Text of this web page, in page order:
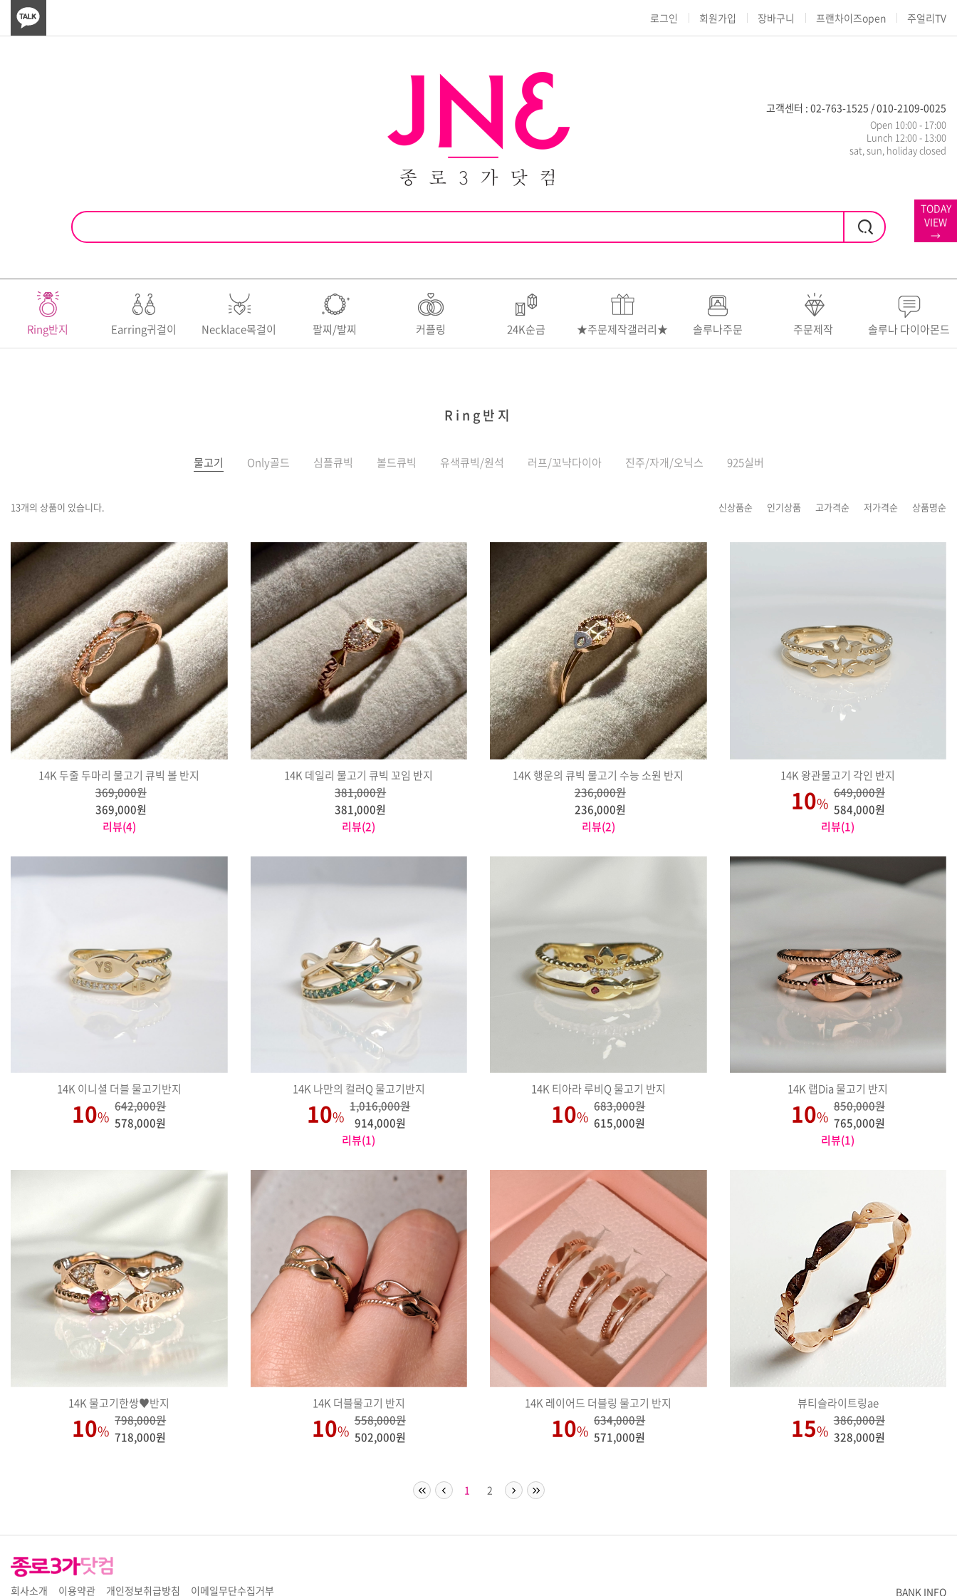
로그인 회원가입 장바구니 프랜차이즈open 주얼리TV
고객센터 : 02-763-1525 / 010-2109-0025
Open 10:00 - 17:00
Lunch 12:00 - 13:00
sat, sun, holiday closed
Ring반지 Earring귀걸이 Necklace목걸이 팔찌/발찌 커플링 24K순금 ★주문제작갤러리★ 솔루나주문 주문제작 솔루나 다이아몬드
Ring반지
물고기 Only골드 심플큐빅 볼드큐빅 유색큐빅/원석 러프/꼬냑다이아 진주/자개/오닉스 925실버
13개의 상품이 있습니다. 신상품순 인기상품 고가격순 저가격순 상품명순
14K 두줄 두마리 물고기 큐빅 볼 반지
369,000원
369,000원
리뷰(4)
14K 데일리 물고기 큐빅 꼬임 반지
381,000원
381,000원
리뷰(2)
14K 행운의 큐빅 물고기 수능 소원 반지
236,000원
236,000원
리뷰(2)
14K 왕관물고기 각인 반지
10%
649,000원
584,000원
리뷰(1)
14K 이니셜 더블 물고기반지
10%
642,000원
578,000원
14K 나만의 컬러Q 물고기반지
10%
1,016,000원
914,000원
리뷰(1)
14K 티아라 루비Q 물고기 반지
10%
683,000원
615,000원
14K 랩Dia 물고기 반지
10%
850,000원
765,000원
리뷰(1)
14K 물고기한쌍♥반지
10%
798,000원
718,000원
14K 더블물고기 반지
10%
558,000원
502,000원
14K 레이어드 더블링 물고기 반지
10%
634,000원
571,000원
뷰티슬라이트링ae
15%
386,000원
328,000원
1 2
TODAY
VIEW
→
BANK INFO
회사소개 이용약관 개인정보취급방침 이메일무단수집거부